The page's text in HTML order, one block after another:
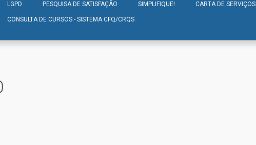
LGPD PESQUISA DE SATISFAÇÃO SIMPLIFIQUE! CARTA DE SERVIÇOS
CONSULTA DE CURSOS - SISTEMA CFQ/CRQS